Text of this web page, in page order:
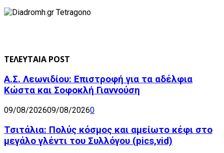
ΤΕΛΕΥΤΑΙΑ POST
Α.Σ. Λεωνιδίου: Επιστροφή για τα αδέλφια
Κώστα και Σοφοκλή Γιαννούση
09/08/202609/08/20260
Τσιτάλια: Πολύς κόσμος και αμείωτο κέφι στο
μεγάλο γλέντι του Συλλόγου (pics,vid)